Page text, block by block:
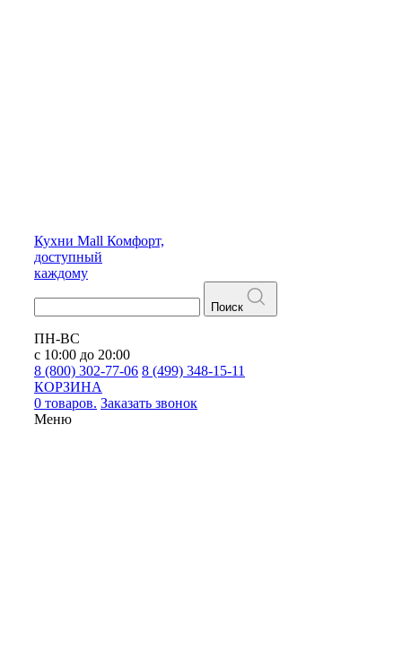
Кухни Mall Комфорт,
доступный
каждому
Поиск
ПН-ВС
с 10:00 до 20:00
8 (800) 302-77-06 8 (499) 348-15-11
КОРЗИНА
0 товаров. Заказать звонок
Меню